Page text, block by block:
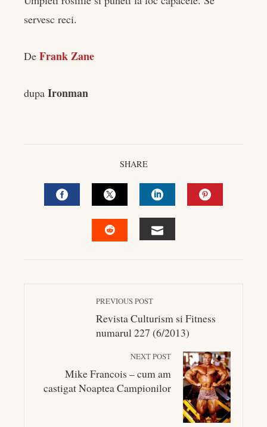
servesc reci.
De Frank Zane
dupa Ironman
SHARE
FACEBOOKTWITTERLINKEDIN
PREVIOUS POST
Revista Culturism si Fitness
numarul 227 (6/2013)
NEXT POST
Mike Francois – cum am
castigat Noaptea Campionilor